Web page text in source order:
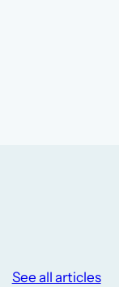
See all articles